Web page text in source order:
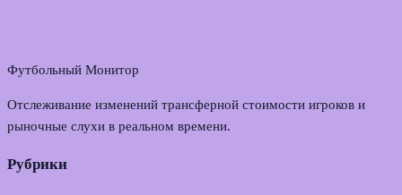
Футбольный Монитор
Отслеживание изменений трансферной стоимости игроков и
рыночные слухи в реальном времени.
Рубрики